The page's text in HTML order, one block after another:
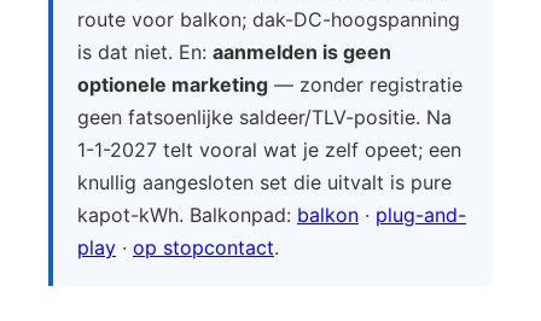
route voor balkon; dak-DC-hoogspanning
is dat niet. En: aanmelden is geen
optionele marketing — zonder registratie
geen fatsoenlijke saldeer/TLV-positie. Na
1-1-2027 telt vooral wat je zelf opeet; een
knullig aangesloten set die uitvalt is pure
kapot-kWh. Balkonpad: balkon · plug-and-
play · op stopcontact.